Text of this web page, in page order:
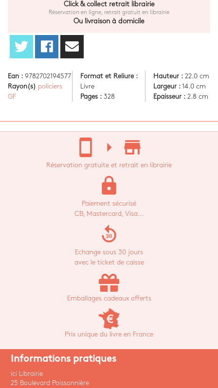
Click & collect retrait librairie
Réservation en ligne, retrait gratuit en librairie
Ou livraison à domicile
Ean : 9782702194577
Rayon(s) policiers
GF
Format et Reliure :
Livre
Pages : 328
Hauteur :22.0 cm
Largeur :14.0 cm
Epaisseur :2.8 cm
stay_current_portrait arrow_right store_mall_directory
Réservation gratuite et retrait en librairie
lock
Paiement sécurisé
CB, Mastercard, Visa...
replay_30
Echange sous 30 jours
avec le ticket de caisse
Emballages cadeaux offerts
Prix unique du livre en France
Informations pratiques
Ici Librairie
25 Boulevard Poissonnière